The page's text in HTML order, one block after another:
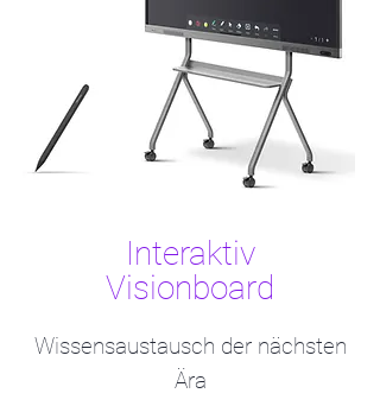
Interaktiv
Visionboard
Wissensaustausch der nächsten
Ära